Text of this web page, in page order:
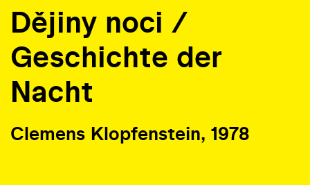
Dějiny noci /
Geschichte der
Nacht
Clemens Klopfenstein, 1978